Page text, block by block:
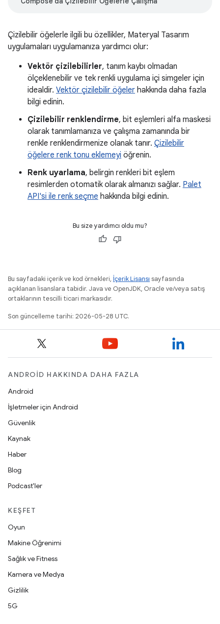
Çizilebilir öğelerle ilgili bu özellikler, Materyal Tasarım
uygulamaları uygulamanıza yardımcı olur:
Vektör çizilebilirler, tanım kaybı olmadan
ölçeklenebilir ve tek renkli uygulama içi simgeler için
idealdir. Vektör çizilebilir öğeler hakkında daha fazla
bilgi edinin.
Çizilebilir renklendirme, bit eşlemleri alfa maskesi
olarak tanımlamanıza ve çalışma zamanında bir
renkle renklendirmenize olanak tanır. Çizilebilir
öğelere renk tonu eklemeyi öğrenin.
Renk uyarlama, belirgin renkleri bit eşlem
resimlerden otomatik olarak almanızı sağlar. Palet
API'si ile renk seçme hakkında bilgi edinin.
Bu size yardımcı oldu mu?
Bu sayfadaki içerik ve kod örnekleri, İçerik Lisansı sayfasında
açıklanan lisanslara tabidir. Java ve OpenJDK, Oracle ve/veya satış
ortaklarının tescilli ticari markasıdır.
Son güncelleme tarihi: 2026-05-28 UTC.
ANDROID HAKKINDA DAHA FAZLA
Android
İşletmeler için Android
Güvenlik
Kaynak
Haber
Blog
Podcast'ler
KEŞFET
Oyun
Makine Öğrenimi
Sağlık ve Fitness
Kamera ve Medya
Gizlilik
5G